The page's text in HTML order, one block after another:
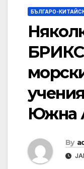
БЪЛГАРО-
Южна
By